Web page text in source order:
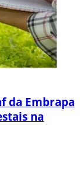
da Embrapa
na